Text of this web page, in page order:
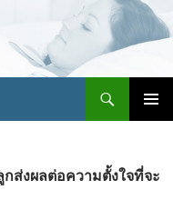
ส่งผลต่อความตั้งใจที่จะ